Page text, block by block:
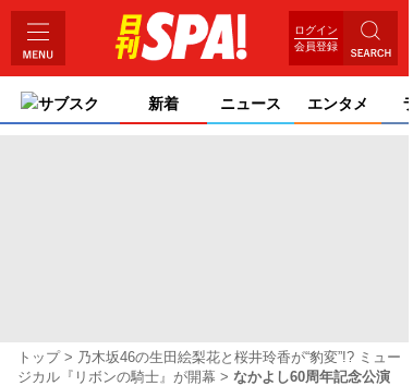
ログイン
会員登録
サブスク 新着 ニュース エンタメ
トップ
乃木坂46の生田絵梨花と桜井玲香が“豹変”!? ミュー
ジカル『リボンの騎士』が開幕
なかよし60周年記念公演